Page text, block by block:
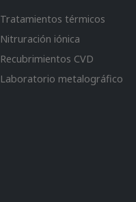
Tratamientos térmicos
Nitruración iónica
Recubrimientos CVD
Laboratorio metalográfico